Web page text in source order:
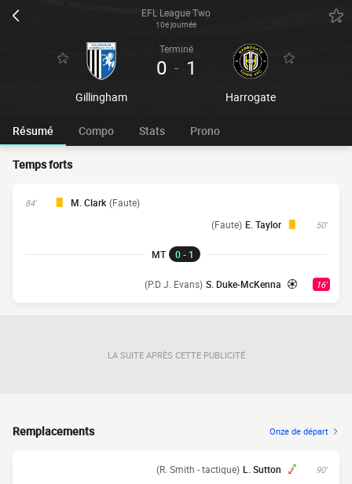
EFL League Two
10e journée
Gillingham
Terminé
0 - 1
Harrogate
Résumé Compo Stats Prono
Temps forts
84' M. Clark (Faute)
50'
E. Taylor
(Faute)
MT 0 - 1
16'
S. Duke-McKenna
(P.D J. Evans)
LA SUITE APRÈS CETTE PUBLICITÉ
Remplacements Onze de départ
90'
L. Sutton
(R. Smith - tactique)